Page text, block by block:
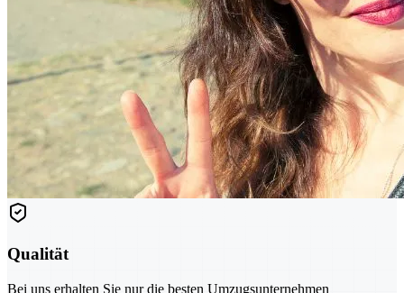
Qualität
Bei uns erhalten Sie nur die besten Umzugsunternehmen